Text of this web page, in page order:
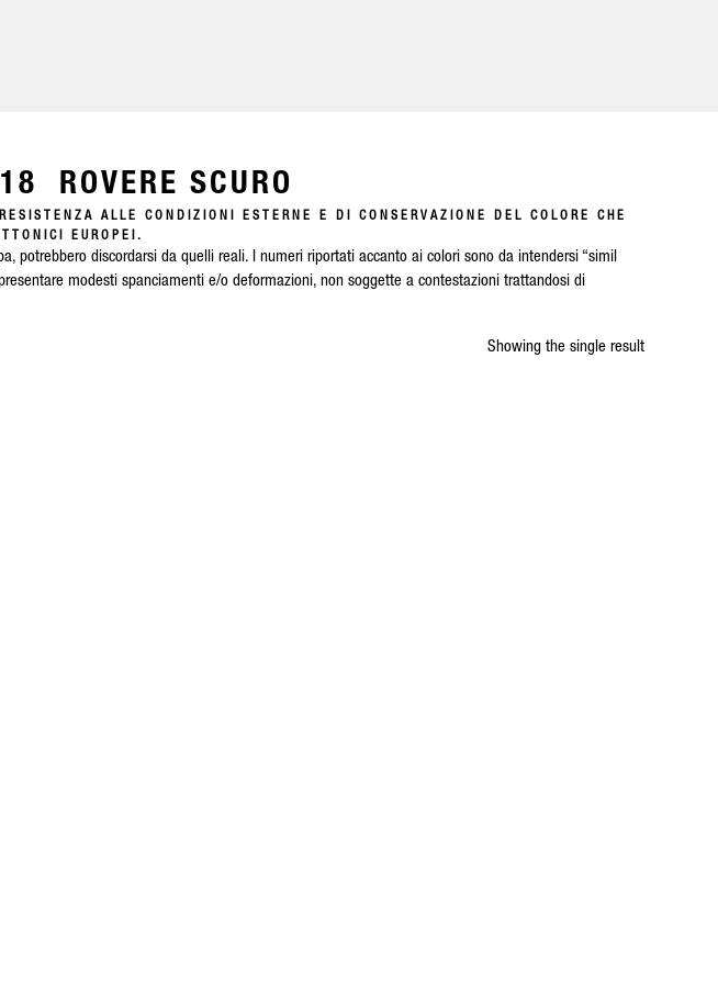
ROVERE SCURO
ALLE CONDIZIONI ESTERNE E DI CONSERVAZIONE DEL COLORE CHE
EUROPEI.
potrebbero discordarsi da quelli reali. I numeri riportati accanto ai colori sono da intendersi “simil
modesti spanciamenti e/o deformazioni, non soggette a contestazioni trattandosi di
Showing the single result